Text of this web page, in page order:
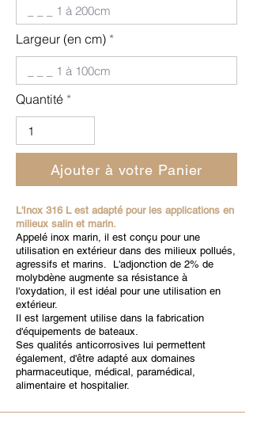
Largeur (en cm)
Quantité
Ajouter à votre Panier
L'Inox 316 L est adapté pour les applications en
milieux salin et marin.
Appelé inox marin, il est conçu pour une
utilisation en extérieur dans des milieux pollués,
agressifs et marins. L'adjonction de 2% de
molybdène augmente sa résistance à
l'oxydation, il est idéal pour une utilisation en
extérieur.
Il est largement utilise dans la fabrication
d'équipements de bateaux.
Ses qualités anticorrosives lui permettent
également, d'être adapté aux domaines
pharmaceutique, médical, paramédical,
alimentaire et hospitalier.